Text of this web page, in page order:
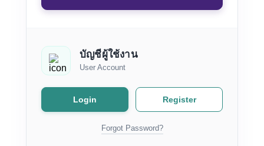
บัญชีผู้ใช้งาน
User Account
Login Register
Forgot Password?